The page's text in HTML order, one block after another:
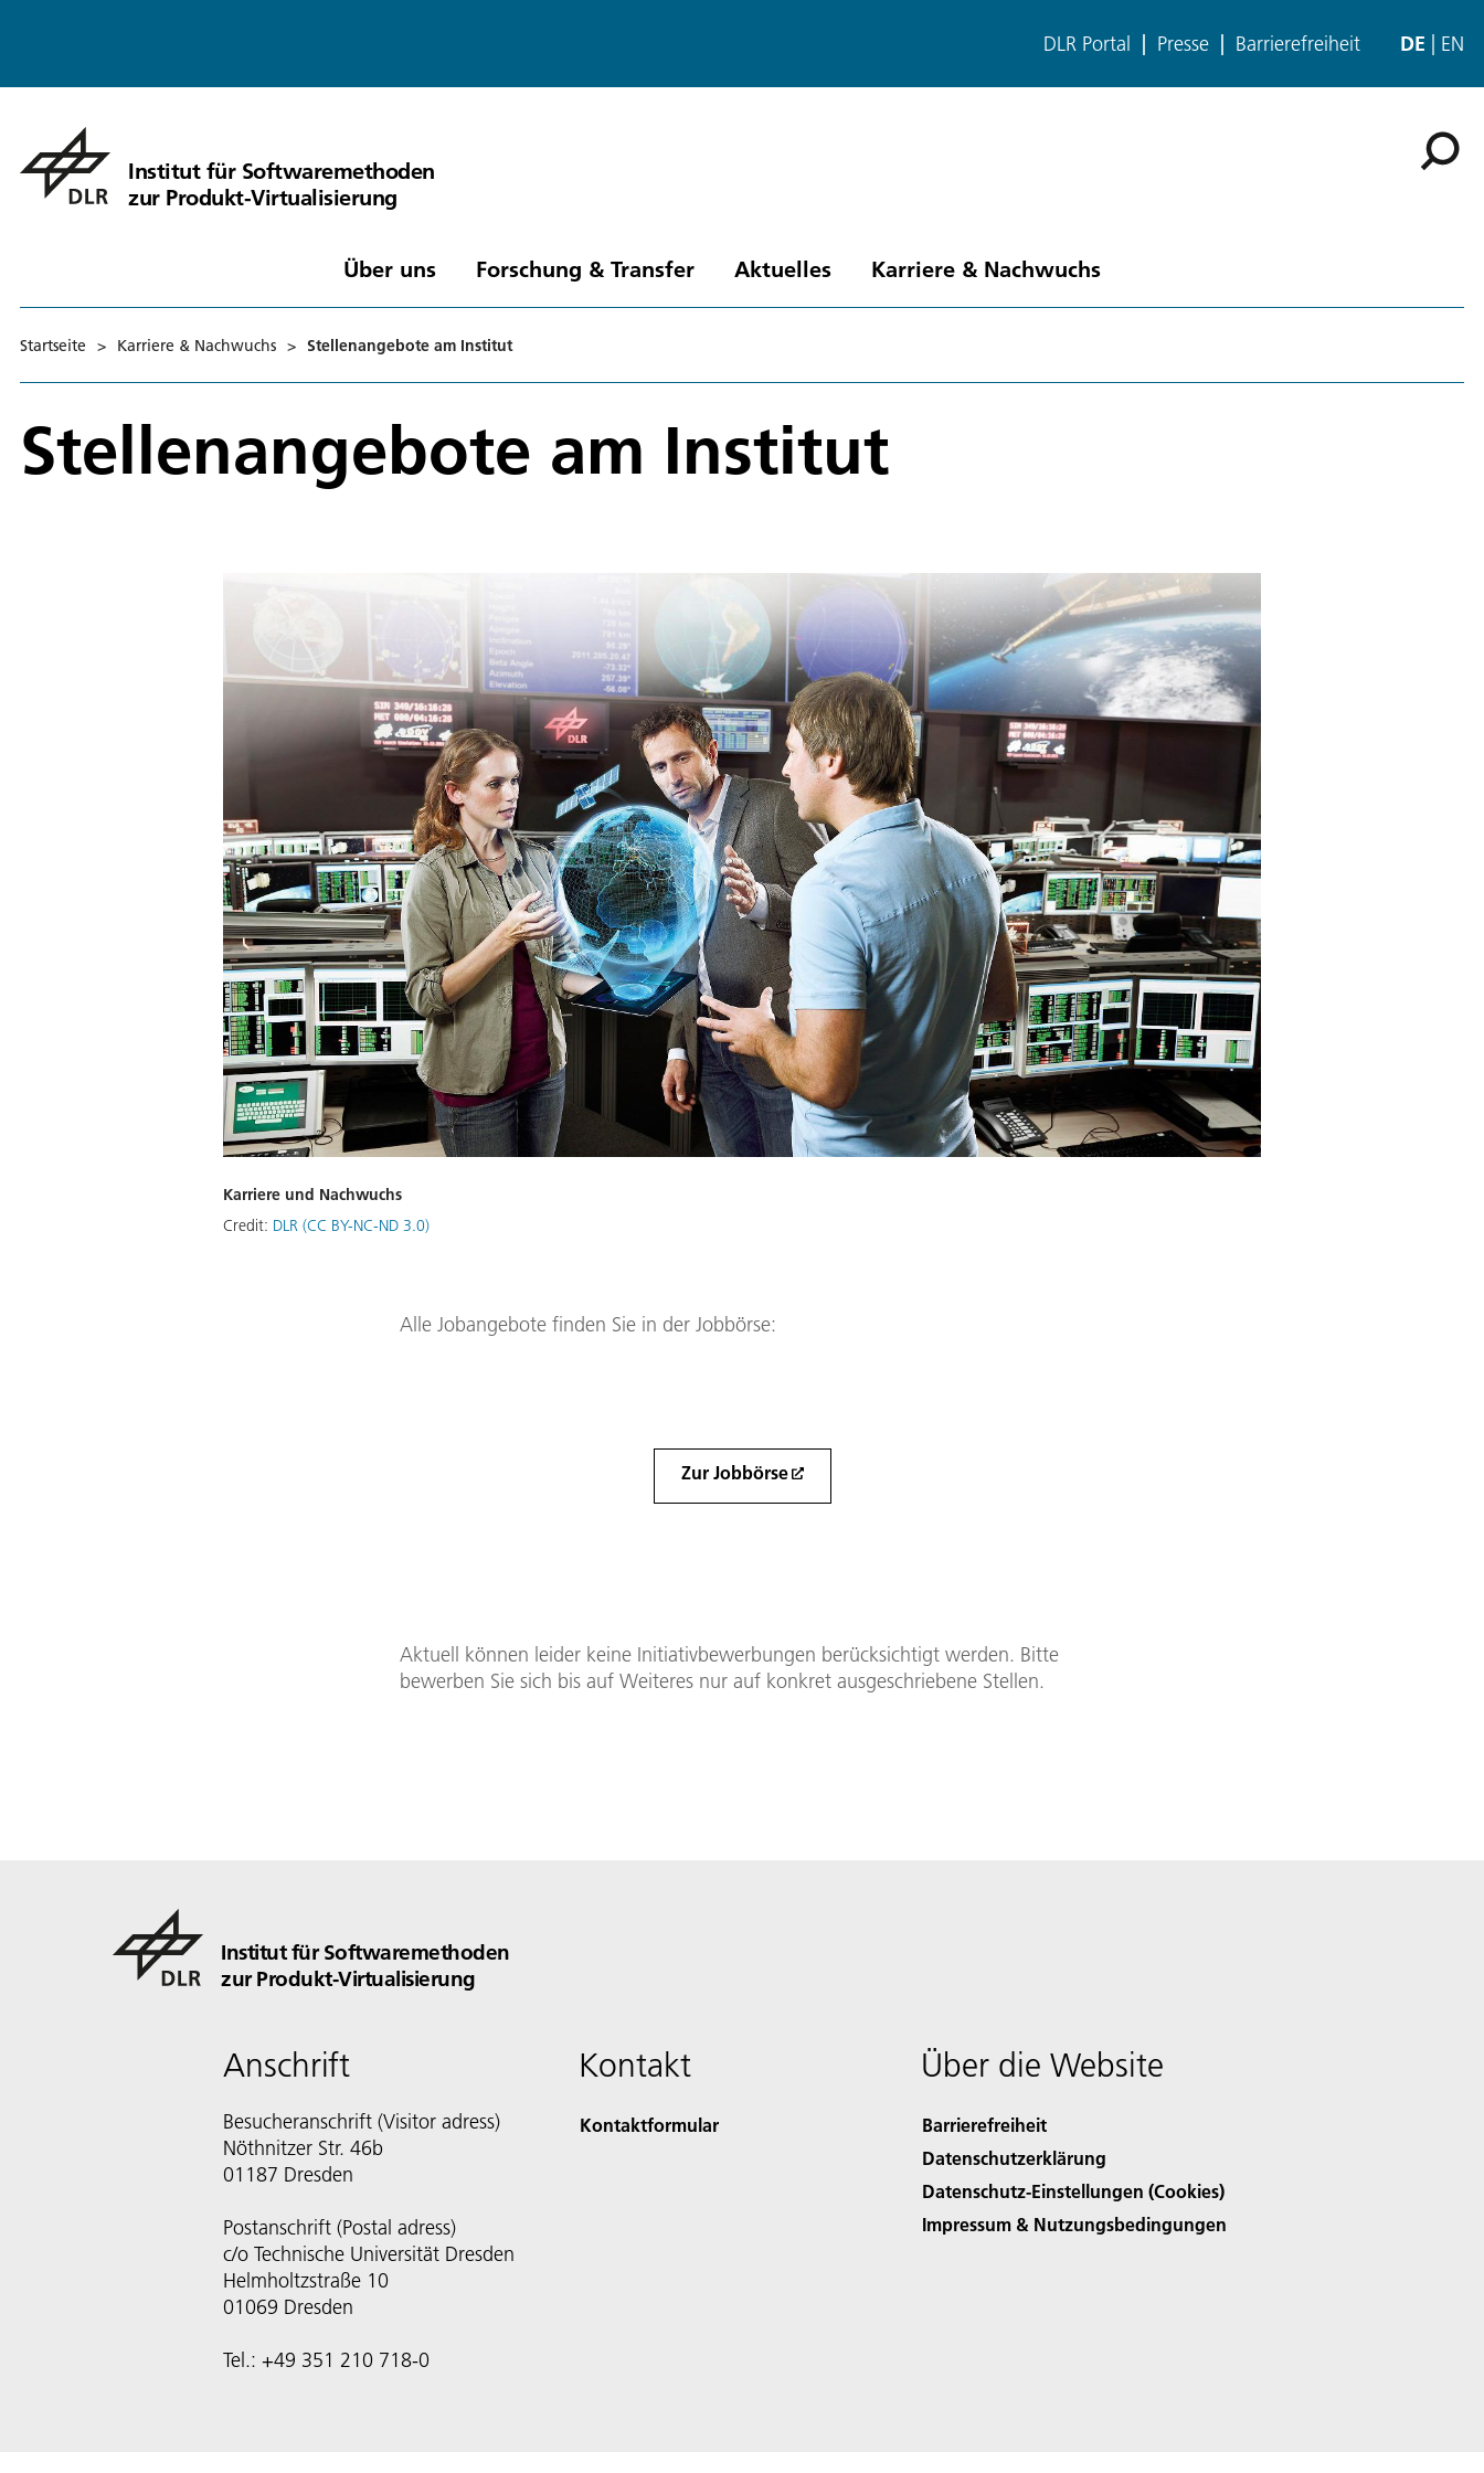
DLR Portal Presse Barrierefreiheit DE EN
Institut für Softwaremethoden
zur Produkt-Virtualisierung
Über uns Forschung & Transfer Aktuelles Karriere & Nachwuchs
Startseite > Karriere & Nachwuchs > Stellenangebote am Institut
Stellenangebote am Institut
Karriere und Nachwuchs
Credit: DLR (CC BY-NC-ND 3.0)
Alle Jobangebote finden Sie in der Jobbörse:
Zur Jobbörse
Aktuell können leider keine Initiativbewerbungen berücksichtigt werden. Bitte
bewerben Sie sich bis auf Weiteres nur auf konkret ausgeschriebene Stellen.
Institut für Softwaremethoden
zur Produkt-Virtualisierung
Anschrift
Besucheranschrift (Visitor adress)
Nöthnitzer Str. 46b
01187 Dresden
Postanschrift (Postal adress)
c/o Technische Universität Dresden
Helmholtzstraße 10
01069 Dresden
Tel.: +49 351 210 718-0
Kontakt
Kontaktformular
Über die Website
Barrierefreiheit
Datenschutzerklärung
Datenschutz-Einstellungen (Cookies)
Impressum & Nutzungsbedingungen